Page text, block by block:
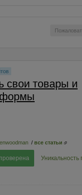
свои товары и
/ все статьи
Уникальность